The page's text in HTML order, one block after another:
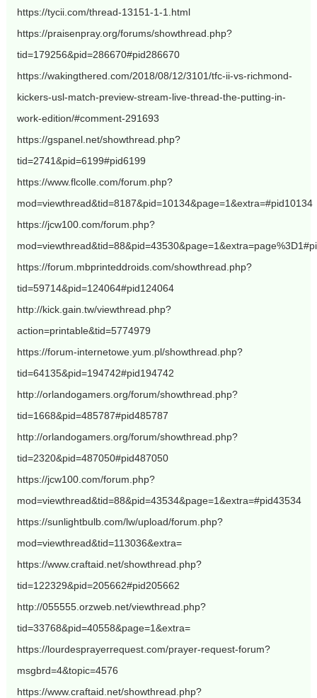
https://tycii.com/thread-13151-1-1.html
https://praisenpray.org/forums/showthread.php?
tid=179256&pid=286670#pid286670
https://wakingthered.com/2018/08/12/3101/tfc-ii-vs-richmond-
kickers-usl-match-preview-stream-live-thread-the-putting-in-
work-edition/#comment-291693
https://gspanel.net/showthread.php?
tid=2741&pid=6199#pid6199
https://www.flcolle.com/forum.php?
mod=viewthread&tid=8187&pid=10134&page=1&extra=#pid10134
https://jcw100.com/forum.php?
https://forum.mbprinteddroids.com/showthread.php?
tid=59714&pid=124064#pid124064
http://kick.gain.tw/viewthread.php?
action=printable&tid=5774979
https://forum-internetowe.yum.pl/showthread.php?
tid=64135&pid=194742#pid194742
http://orlandogamers.org/forum/showthread.php?
tid=1668&pid=485787#pid485787
http://orlandogamers.org/forum/showthread.php?
tid=2320&pid=487050#pid487050
https://jcw100.com/forum.php?
mod=viewthread&tid=88&pid=43534&page=1&extra=#pid43534
https://sunlightbulb.com/lw/upload/forum.php?
mod=viewthread&tid=113036&extra=
https://www.craftaid.net/showthread.php?
tid=122329&pid=205662#pid205662
http://055555.orzweb.net/viewthread.php?
tid=33768&pid=40558&page=1&extra=
https://lourdesprayerrequest.com/prayer-request-forum?
msgbrd=4&topic=4576
https://www.craftaid.net/showthread.php?